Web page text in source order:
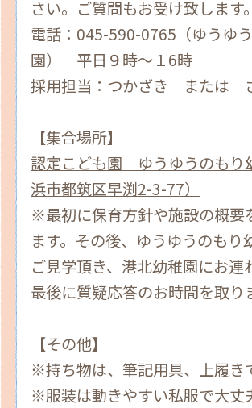
さい。ご質問もお受け致します。
電話：045-590-0765（ゆうゆ
園） 平日９時～１6時
採用担当：つかざき または
【集合場所】
認定こども園 ゆうゆうのもり
浜市都筑区早渕2-3-77）
※最初に保育方針や施設の概要
ます。その後、ゆうゆうのもり
ご見学頂き、港北幼稚園にお連
最後に質疑応答のお時間を取り
【その他】
※持ち物は、筆記用具、上履き
※服装は動きやすい私服で大丈